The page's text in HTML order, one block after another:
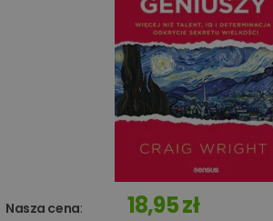
Nasza cena: 18,95 zł